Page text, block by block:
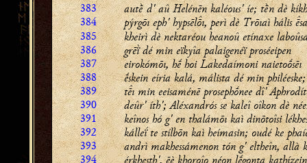
383 autḕ d' aû Helénēn kaléous' íe; tḕn dè
384 pýrgōı eph' hypsēlı, perì dè Trōıaì hális
385 kheirì dè nektaréou heanoû etínaxe
386 grēï̀ dé min eïkyîa palaigenéï proséeipen
387 eirokómōı, hḗ hoi Lakedaímoni naietoṓsēı
388 ḗskein eíria kalá, málista dé min philéeske;
389 tı min eeisaménē prosephṓnee dî'
390 deûr' íth'; Aléxandrós se kaleî oîkon dè
391 keînos hó g' en thalámōı kaì dinōtoîsi
392 kálleḯ te stílbōn kaì heímasin; oudé ke
393 andrì makhessámenon tón g' eltheîn, allà
394 érkhesth', ēè khoroîo néon lḗgonta